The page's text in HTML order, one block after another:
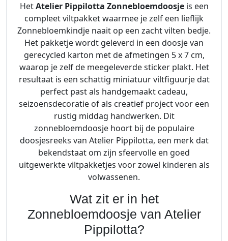
t
D
o
s
Z
HetAtelier Pippilotta Zonnebloemdoosjeis een
compleet viltpakket waarmee je zelf een lieflijk
Zonnebloemkindje naait op een zacht vilten bedje.
Het pakketje wordt geleverd in een doosje van
gerecycled karton met de afmetingen 5 x 7 cm,
waarop je zelf de meegeleverde sticker plakt. Het
resultaat is een schattig miniatuur viltfiguurje dat
perfect past als handgemaakt cadeau,
seizoensdecoratie of als creatief project voor een
rustig middag handwerken. Dit
zonnebloemdoosje hoort bij de populaire
doosjesreeks van Atelier Pippilotta, een merk dat
bekendstaat om zijn sfeervolle en goed
uitgewerkte viltpakketjes voor zowel kinderen als
volwassenen.
Wat zit er in het
Zonnebloemdoosje van Atelier
Pippilotta?